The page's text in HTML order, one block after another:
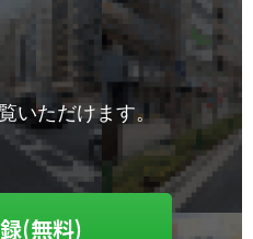
いただけます。
(無料)